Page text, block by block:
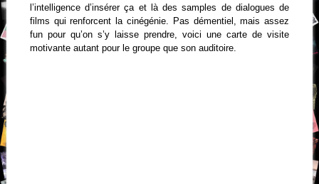
l’intelligence d’insérer ça et là des samples de dialogues de
films qui renforcent la cinégénie. Pas démentiel, mais assez
fun pour qu’on s’y laisse prendre, voici une carte de visite
motivante autant pour le groupe que son auditoire.